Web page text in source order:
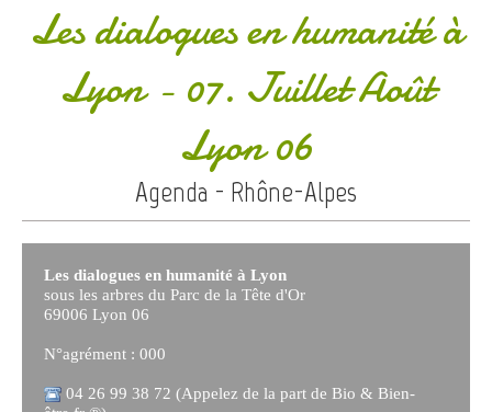
Les dialogues en humanité à
Lyon - 07. Juillet Août
Lyon 06
Agenda - Rhône-Alpes
Les dialogues en humanité à Lyon
sous les arbres du Parc de la Tête d'Or
69006 Lyon 06
N°agrément : 000
04 26 99 38 72 (Appelez de la part de Bio & Bien-